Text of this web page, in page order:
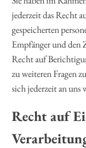
jederzeit das Recht
gespeicherten
Empfänger und den
Recht auf
zu weiteren Fragen
sich jederzeit an uns
Recht auf